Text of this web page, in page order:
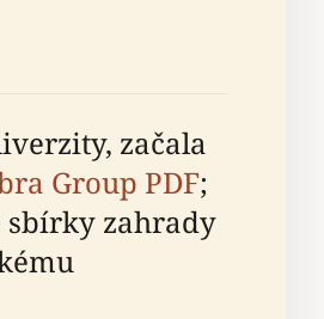
začala
Group PDF;
sbírky zahrady